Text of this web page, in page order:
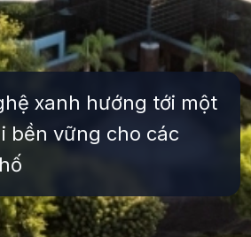
xanh hướng tới một
bền vững cho các